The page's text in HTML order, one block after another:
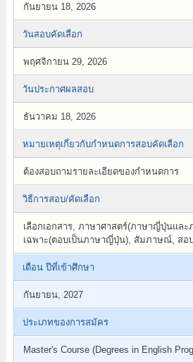
กันยายน 18, 2026
วันสอบคัดเลือก
พฤศจิกายน 29, 2026
วันประกาศผลสอบ
ธันวาคม 18, 2026
หมายเหตุเกี่ยวกับกำหนดการสอบคัดเลือก
ต้องสอบถามรายละเอียดของกำหนดการ
วิธีการสอบ/คัดเลือก
เลือกเอกสาร, ภาษาศาสตร์(ภาษาญี่ปุ่นแล
เฉพาะ(ตอบเป็นภาษาญี่ปุ่น), สัมภาษณ์, สอบ
เดือน ปีที่เข้าศึกษา
กันยายน, 2027
ประเภทของการสมัคร
Master's Course (Degrees in English